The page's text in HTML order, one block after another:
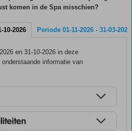
komen in de Spa misschien?
10-2026 Periode 01-11-2026 - 31-03-2027
en 31-10-2026 in deze
informatie van